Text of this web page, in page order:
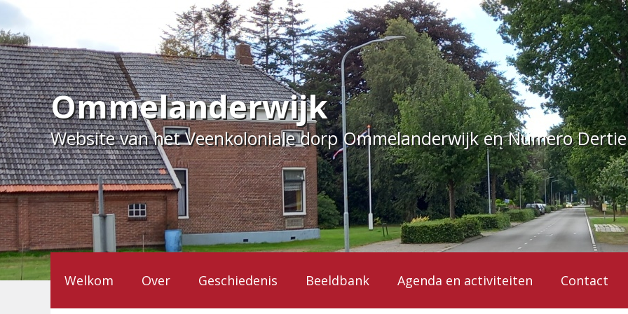
Ga
de
inhoud
Ommelanderwijk
Website van het Veenkoloniale dorp Ommelanderwijk en Numero
Welkom Over Geschiedenis Beeldbank Agenda en activiteiten Contact